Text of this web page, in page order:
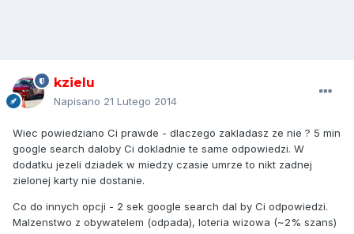
kzielu
Napisano 21 Lutego 2014
Wiec powiedziano Ci prawde - dlaczego zakladasz ze nie ? 5 min
google search daloby Ci dokladnie te same odpowiedzi. W
dodatku jezeli dziadek w miedzy czasie umrze to nikt zadnej
zielonej karty nie dostanie.
Co do innych opcji - 2 sek google search dal by Ci odpowiedzi.
Malzenstwo z obywatelem (odpada), loteria wizowa (~2% szans)